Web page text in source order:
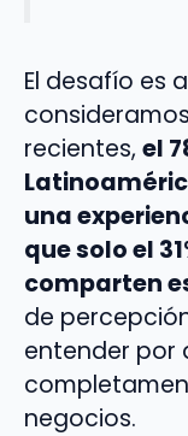
El desafío es
recientes, el
una
que solo el
comparten
de
entender por
negocios.